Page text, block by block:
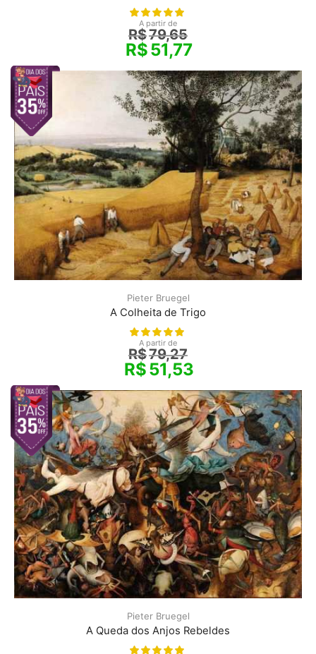
A partir de
R$79,65
R$51,77
Pieter Bruegel
A Colheita de Trigo
A partir de
R$79,27
R$51,53
Pieter Bruegel
A Queda dos Anjos Rebeldes